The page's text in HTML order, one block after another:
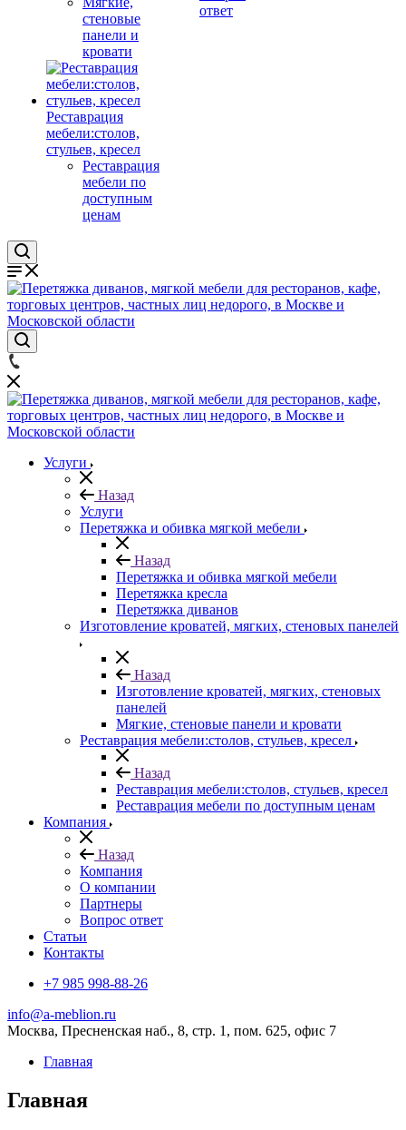
стеновые
панели и
кровати
Реставрация
мебели:столов,
стульев, кресел
Реставрация
мебели по
доступным
ценам
ответ
Услуги
Назад
Услуги
Перетяжка и обивка мягкой мебели
Назад
Перетяжка и обивка мягкой мебели
Перетяжка кресла
Перетяжка диванов
Изготовление кроватей, мягких, стеновых панелей
Назад
Изготовление кроватей, мягких, стеновых
панелей
Мягкие, стеновые панели и кровати
Реставрация мебели:столов, стульев, кресел
Назад
Реставрация мебели:столов, стульев, кресел
Реставрация мебели по доступным ценам
Компания
Назад
Компания
О компании
Партнеры
Вопрос ответ
Cтатьи
Контакты
+7 985 998-88-26
info@a-meblion.ru
Москва, Пресненская наб., 8, стр. 1, пом. 625, офис 7
Главная
Главная